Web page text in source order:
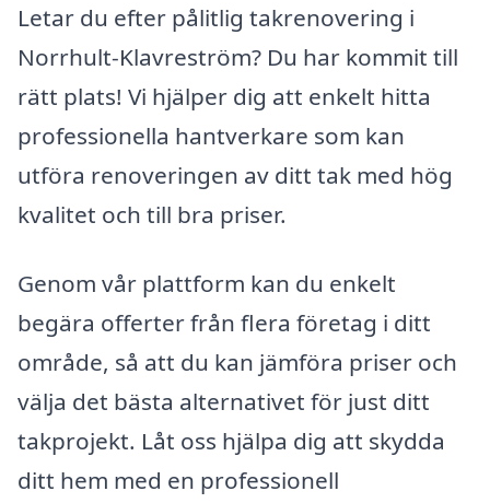
Letar du efter pålitlig takrenovering i
Norrhult-Klavreström? Du har kommit till
rätt plats! Vi hjälper dig att enkelt hitta
professionella hantverkare som kan
utföra renoveringen av ditt tak med hög
kvalitet och till bra priser.
Genom vår plattform kan du enkelt
begära offerter från flera företag i ditt
område, så att du kan jämföra priser och
välja det bästa alternativet för just ditt
takprojekt. Låt oss hjälpa dig att skydda
ditt hem med en professionell